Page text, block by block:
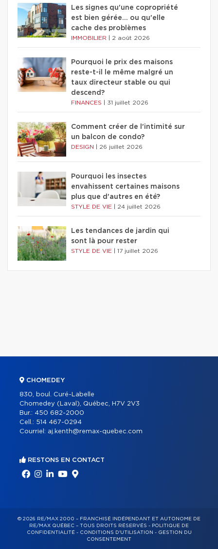
Les signes qu'une copropriété
est bien gérée… ou qu'elle
cache des problèmes
IMMOBILIER 2 août 2026
Pourquoi le prix des maisons
reste-t-il le même malgré un
taux directeur stable ou qui
descend?
FINANCES 31 juillet 2026
Comment créer de l'intimité sur
un balcon de condo?
DESIGN 26 juillet 2026
Pourquoi les insectes
envahissent certaines maisons
plus que d'autres en été?
STYLE DE VIE 24 juillet 2026
Les tendances de jardin qui
sont là pour rester
STYLE DE VIE 17 juillet 2026
CHOMEDEY
830, boul. Curé-Labelle
Chomedey (Laval), Québec, H7V 2V3
Bur.: 450 682-2000
Cell.: 514 467-0294
Courriel: aj.kenth@remax-quebec.com
RESTONS EN CONTACT
© 2026 RE/MAX 2000 – FRANCHISÉ INDÉPENDANT ET AUTONOME DE
RE/MAX QUÉBEC – TOUS DROITS RÉSERVÉS - POLITIQUE DE
CONFIDENTIALITÉ- CONDITIONS D'UTILISATION - GESTION DU
CONSENTEMENT